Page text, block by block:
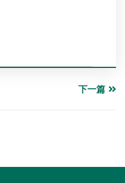
下一篇